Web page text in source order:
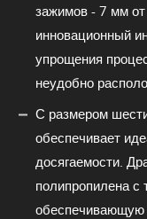
зажимов - 7 мм
инновационный
упрощения
неудобно
С размером
обеспечивает
досягаемости.
полипропилена с
обеспечивающую